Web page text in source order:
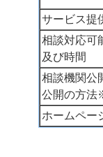
サービス
相談対応可
及び時間
相談機関公
公開の方
ホームペー